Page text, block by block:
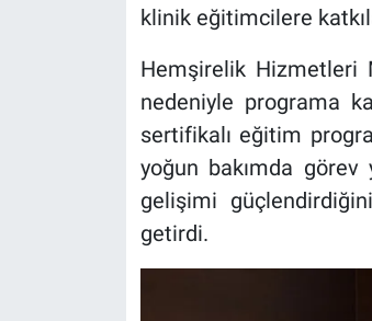
klinik eğitimcilere
Hemşirelik Hizmetleri
nedeniyle programa
sertifikalı eğitim
yoğun bakımda
gelişimi
getirdi.